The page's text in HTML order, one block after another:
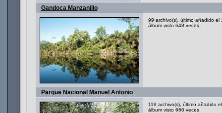
Gandoca Manzanillo
99 archivo(s), último añadido
álbum visto 648 veces
Parque Nacional Manuel Antonio
119 archivo(s), último añadido
álbum visto 660 veces